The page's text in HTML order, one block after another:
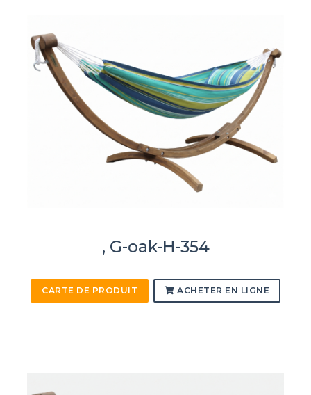
, G-oak-H-354
CARTE DE PRODUIT ACHETER EN LIGNE